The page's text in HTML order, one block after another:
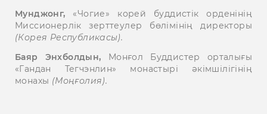
Мунджонг, «Чогие» корей буддистік орденінің
Миссионерлік зерттеулер бөлімінің директоры
(Корея Республикасы).
Баяр Энхболдын, Монғол Буддистер орталығы
«Гандан Тегчэнлин» монастырі әкімшілігінің
монахы (Моңғолия).